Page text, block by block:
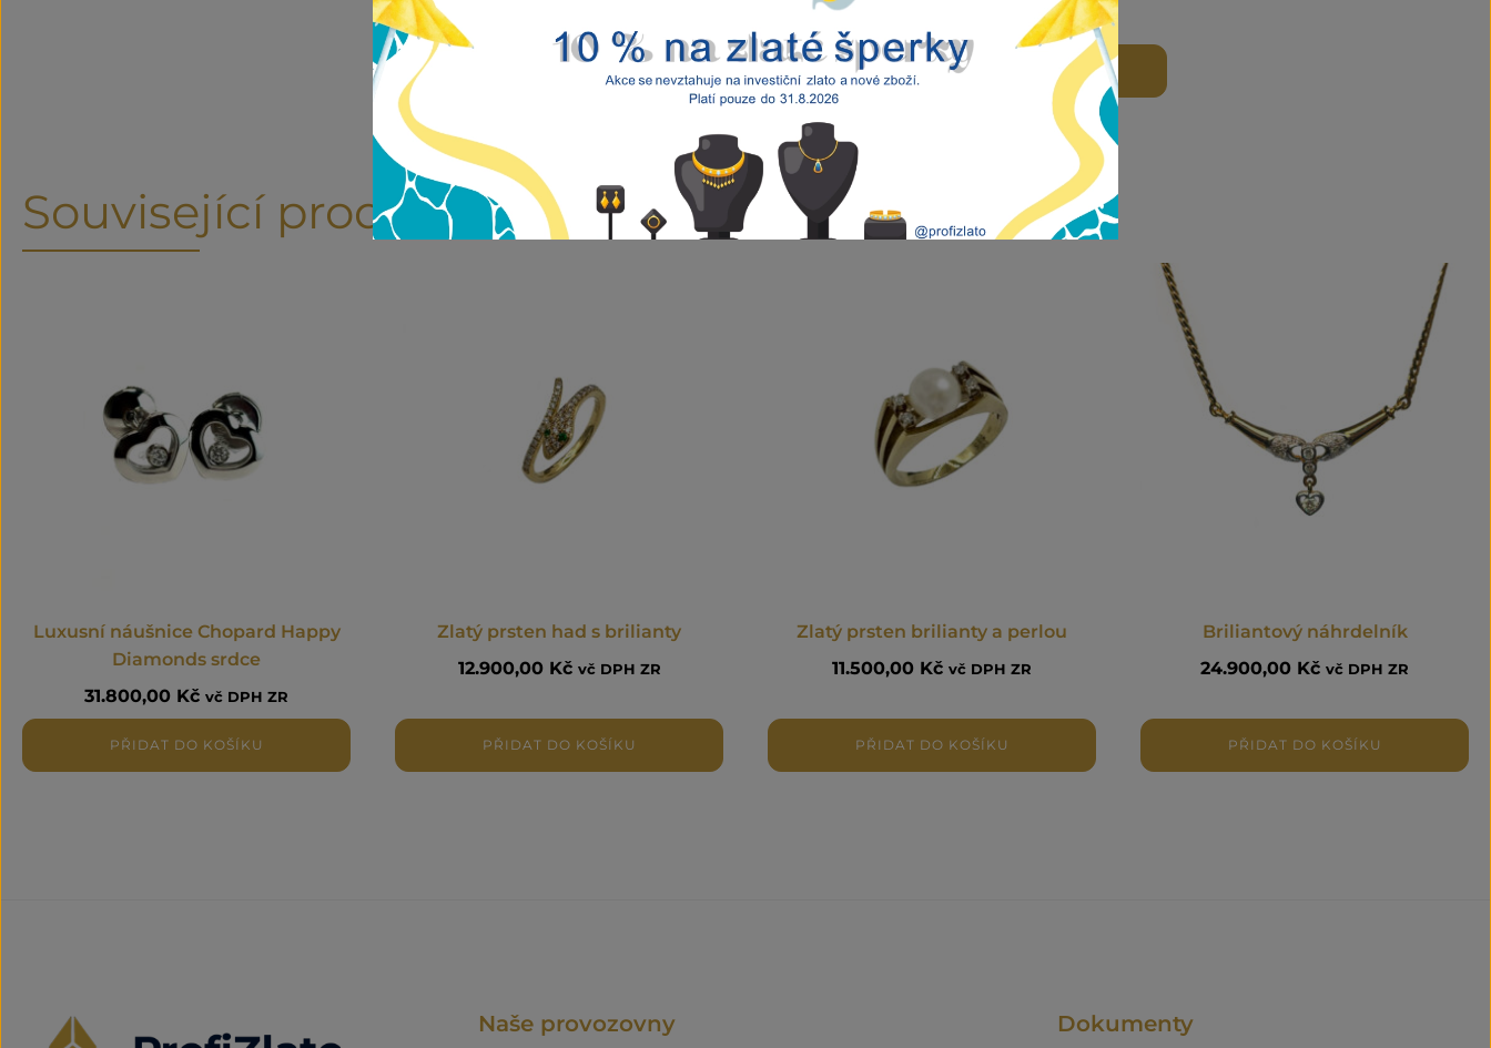
Briliantový
vintage
prsten
množství
PŘIDAT DO KOŠÍKU
Související produkty
Luxusní náušnice Chopard Happy
Diamonds srdce
31.800,00 Kč vč DPH ZR
PŘIDAT DO KOŠÍKU
Zlatý prsten had s brilianty
12.900,00 Kč vč DPH ZR
PŘIDAT DO KOŠÍKU
Zlatý prsten brilianty a perlou
11.500,00 Kč vč DPH ZR
PŘIDAT DO KOŠÍKU
Briliantový náhrdelník
24.900,00 Kč vč DPH ZR
PŘIDAT DO KOŠÍKU
Naše provozovny Dokumenty